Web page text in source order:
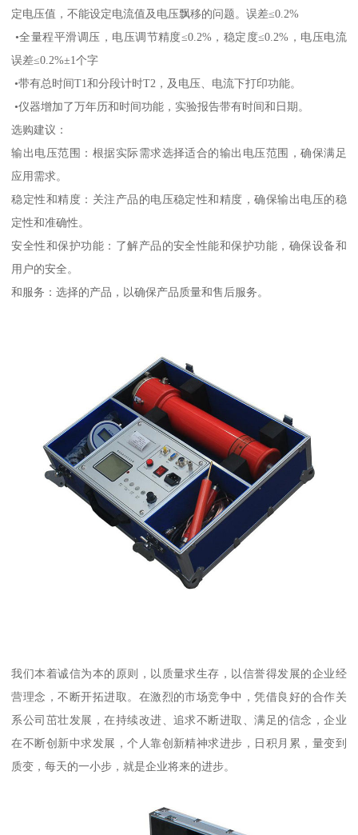
定电压值，不能设定电流值及电压飘移的问题。误差≤0.2%
•全量程平滑调压，电压调节精度≤0.2%，稳定度≤0.2%，电压电流
误差≤0.2%±1个字
•带有总时间T1和分段计时T2，及电压、电流下打印功能。
•仪器增加了万年历和时间功能，实验报告带有时间和日期。
选购建议：
输出电压范围：根据实际需求选择适合的输出电压范围，确保满足
应用需求。
稳定性和精度：关注产品的电压稳定性和精度，确保输出电压的稳
定性和准确性。
安全性和保护功能：了解产品的安全性能和保护功能，确保设备和
用户的安全。
和服务：选择的产品，以确保产品质量和售后服务。
我们本着诚信为本的原则，以质量求生存，以信誉得发展的企业经
营理念，不断开拓进取。在激烈的市场竞争中，凭借良好的合作关
系公司茁壮发展，在持续改进、追求不断进取、满足的信念，企业
在不断创新中求发展，个人靠创新精神求进步，日积月累，量变到
质变，每天的一小步，就是企业将来的进步。